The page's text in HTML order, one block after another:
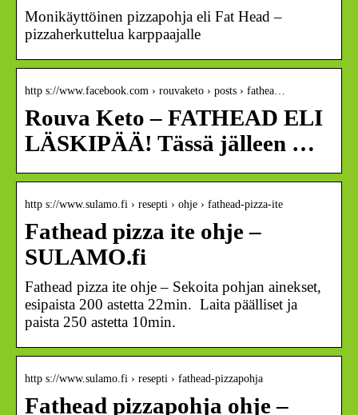
Monikäyttöinen pizzapohja eli Fat Head –
pizzaherkuttelua karppaajalle
http s://www.facebook.com › rouvaketo › posts › fathea…
Rouva Keto – FATHEAD ELI
LÄSKIPÄÄ! Tässä jälleen …
http s://www.sulamo.fi › resepti › ohje › fathead-pizza-ite
Fathead pizza ite ohje –
SULAMO.fi
Fathead pizza ite ohje – Sekoita pohjan ainekset,
esipaista 200 astetta 22min. Laita päälliset ja
paista 250 astetta 10min.
http s://www.sulamo.fi › resepti › fathead-pizzapohja
Fathead pizzapohja ohje –